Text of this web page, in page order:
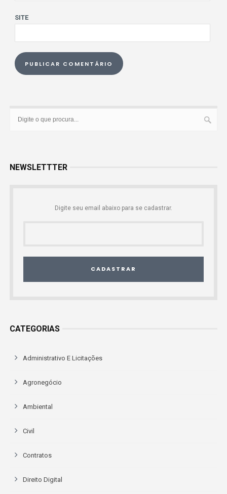
SITE
NEWSLETTTER
Digite seu email abaixo para se cadastrar.
CADASTRAR
CATEGORIAS
Administrativo E Licitações
Agronegócio
Ambiental
Civil
Contratos
Direito Digital